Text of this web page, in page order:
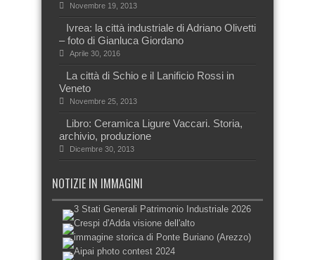
Novembre 19, 2013
Ivrea: la città industriale di Adriano Olivetti
– foto di Gianluca Giordano
Aprile 30, 2016
La città di Schio e il Lanificio Rossi in
Veneto
Novembre 25, 2013
Libro: Ceramica Ligure Vaccari. Storia,
archivio, produzione
Dicembre 30, 2013
NOTIZIE IN IMMAGINI